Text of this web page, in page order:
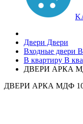
Двери Двери
Входные двери
В квартиру В
ДВЕРИ АРКА
ДВЕРИ АРКА МДФ